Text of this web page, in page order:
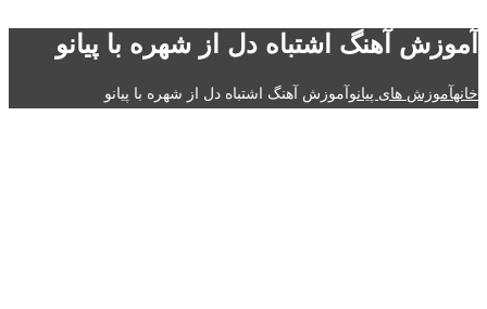
آموزش آهنگ اشتباه دل از شهره با پیانو
خانهآموزش های پیانوآموزش آهنگ اشتباه دل از شهره با پیانو